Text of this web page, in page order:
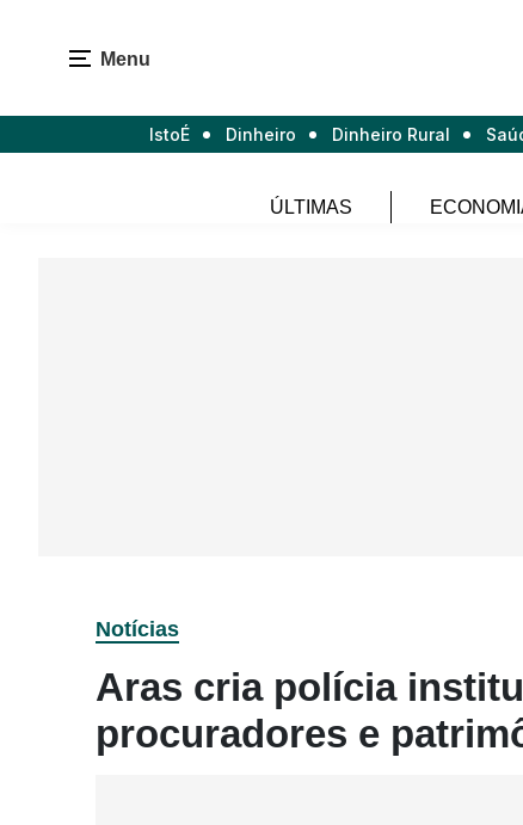
Menu
IstoÉ Dinheiro Dinheiro Rural
ÚLTIMAS
Notícias
Aras cria polícia
procuradores e